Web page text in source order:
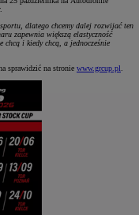
dlatego chcemy dalej rozwijać ten
zapewnia większą elastyczność
i kiedy chcą, a jednocześnie
sprawidzić na stronie www.grcup.pl